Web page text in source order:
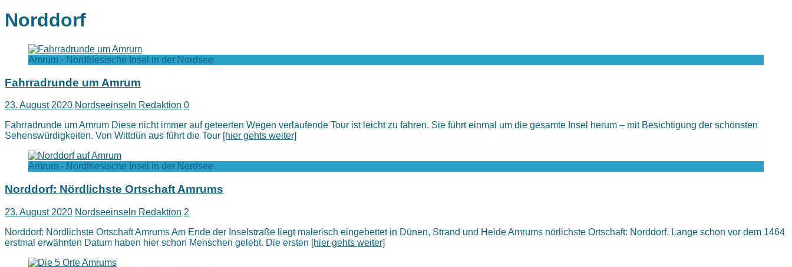
Norddorf
Amrum - Nordfriesische Insel in der Nordsee
Fahrradrunde um Amrum
23. August 2020 Nordseeinseln Redaktion 0
Fahrradrunde um Amrum Diese nicht immer auf geteerten Wegen verlaufende Tour ist leicht zu fahren. Sie führt einmal um die gesamte Insel herum – mit Besichtigung der schönsten
Sehenswürdigkeiten. Von Wittdün aus führt die Tour [hier gehts weiter]
Amrum - Nordfriesische Insel in der Nordsee
Norddorf: Nördlichste Ortschaft Amrums
23. August 2020 Nordseeinseln Redaktion 2
Norddorf: Nördlichste Ortschaft Amrums Am Ende der Inselstraße liegt malerisch eingebettet in Dünen, Strand und Heide Amrums nörlichste Ortschaft: Norddorf. Lange schon vor dem 1464
erstmal erwähnten Datum haben hier schon Menschen gelebt. Die ersten [hier gehts weiter]